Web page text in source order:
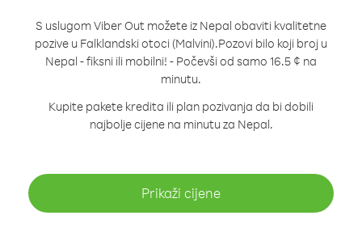
S uslugom Viber Out možete iz Nepal obaviti kvalitetne
pozive u Falklandski otoci (Malvini).Pozovi bilo koji broj u
Nepal - fiksni ili mobilni! - Počevši od samo 16.5 ¢ na
minutu.
Kupite pakete kredita ili plan pozivanja da bi dobili
najbolje cijene na minutu za Nepal.
Prikaži cijene